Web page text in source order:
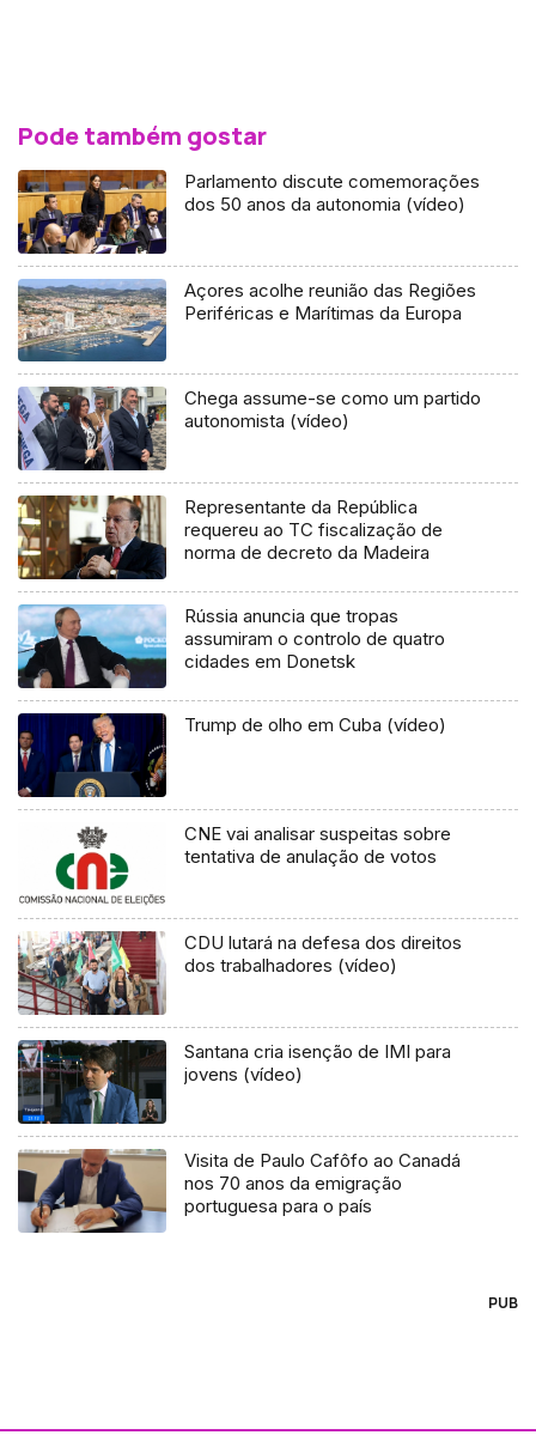
Pode também gostar
Parlamento discute comemorações
dos 50 anos da autonomia (vídeo)
Açores acolhe reunião das Regiões
Periféricas e Marítimas da Europa
Chega assume-se como um partido
autonomista (vídeo)
Representante da República
requereu ao TC fiscalização de
norma de decreto da Madeira
Rússia anuncia que tropas
assumiram o controlo de quatro
cidades em Donetsk
Trump de olho em Cuba (vídeo)
CNE vai analisar suspeitas sobre
tentativa de anulação de votos
CDU lutará na defesa dos direitos
dos trabalhadores (vídeo)
Santana cria isenção de IMI para
jovens (vídeo)
Visita de Paulo Cafôfo ao Canadá
nos 70 anos da emigração
portuguesa para o país
PUB